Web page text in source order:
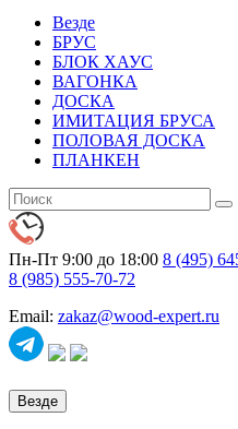
Везде
БРУС
БЛОК ХАУС
ВАГОНКА
ДОСКА
ИМИТАЦИЯ БРУСА
ПОЛОВАЯ ДОСКА
ПЛАНКЕН
Пн-Пт 9:00 до 18:00 8 (495)
8 (985) 555-70-72
Email: zakaz@wood-expert.ru
Везде